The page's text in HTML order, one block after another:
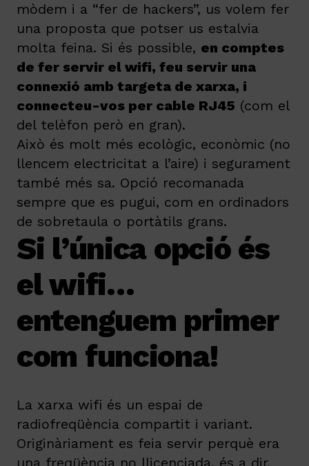
mòdem i a “fer de hackers”, us volem fer
una proposta que potser us estalvia
molta feina. Si és possible, en comptes
de fer servir el wifi, feu servir una
connexió amb targeta de xarxa, i
connecteu-vos per cable RJ45 (com el
del telèfon però en gran).
Això és molt més ecològic, econòmic (no
llencem electricitat a l’aire) i segurament
també més sa. Opció recomanada
sempre que es pugui, com en ordinadors
de sobretaula o portàtils grans.
Si l’única opció és
el wifi…
entenguem primer
com funciona!
La xarxa wifi és un espai de
radiofreqüència compartit i variant.
Originàriament es feia servir perquè era
una freqüència no llicenciada, és a dir,